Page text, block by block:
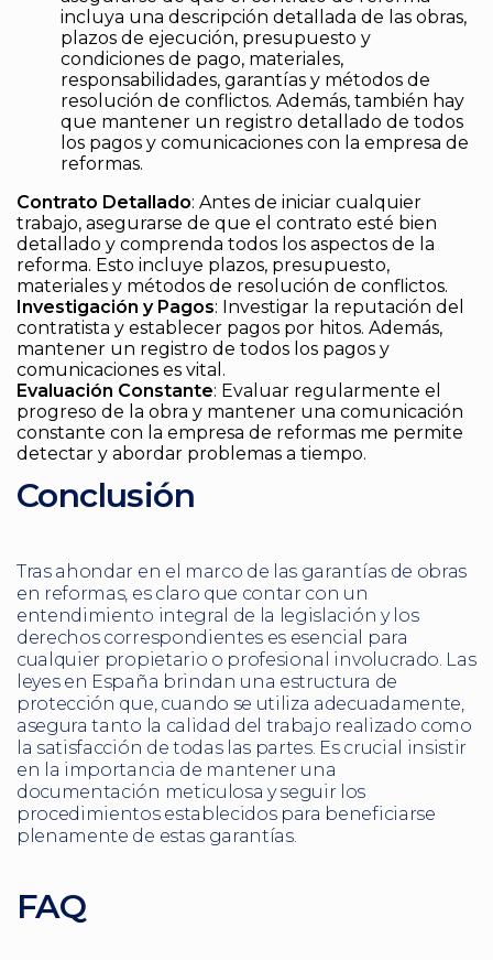
incluya una descripción detallada de las obras,
plazos de ejecución, presupuesto y
condiciones de pago, materiales,
responsabilidades, garantías y métodos de
resolución de conflictos. Además, también hay
que mantener un registro detallado de todos
los pagos y comunicaciones con la empresa de
reformas.
Contrato Detallado: Antes de iniciar cualquier
trabajo, asegurarse de que el contrato esté bien
detallado y comprenda todos los aspectos de la
reforma. Esto incluye plazos, presupuesto,
materiales y métodos de resolución de conflictos.
Investigación y Pagos: Investigar la reputación del
contratista y establecer pagos por hitos. Además,
mantener un registro de todos los pagos y
comunicaciones es vital.
Evaluación Constante: Evaluar regularmente el
progreso de la obra y mantener una comunicación
constante con la empresa de reformas me permite
detectar y abordar problemas a tiempo.
Conclusión
Tras ahondar en el marco de las garantías de obras
en reformas, es claro que contar con un
entendimiento integral de la legislación y los
derechos correspondientes es esencial para
cualquier propietario o profesional involucrado. Las
leyes en España brindan una estructura de
protección que, cuando se utiliza adecuadamente,
asegura tanto la calidad del trabajo realizado como
la satisfacción de todas las partes. Es crucial insistir
en la importancia de mantener una
documentación meticulosa y seguir los
procedimientos establecidos para beneficiarse
plenamente de estas garantías.
FAQ